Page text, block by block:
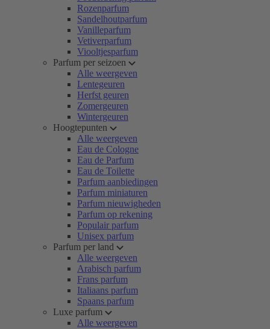
Rozenparfum
Sandelhoutparfum
Vanilleparfum
Vetiverparfum
Viooltjesparfum
Parfum per seizoen
Alle weergeven
Lentegeuren
Herfst geuren
Zomergeuren
Wintergeuren
Hoogtepunten
Alle weergeven
Eau de Cologne
Eau de Parfum
Eau de Toilette
Parfum aanbiedingen
Parfum miniaturen
Parfum nieuwigheden
Parfum op rekening
Populair parfum
Unisex parfum
Parfum per land
Alle weergeven
Arabisch parfum
Frans parfum
Italiaans parfum
Spaans parfum
Luxe parfum
Alle weergeven